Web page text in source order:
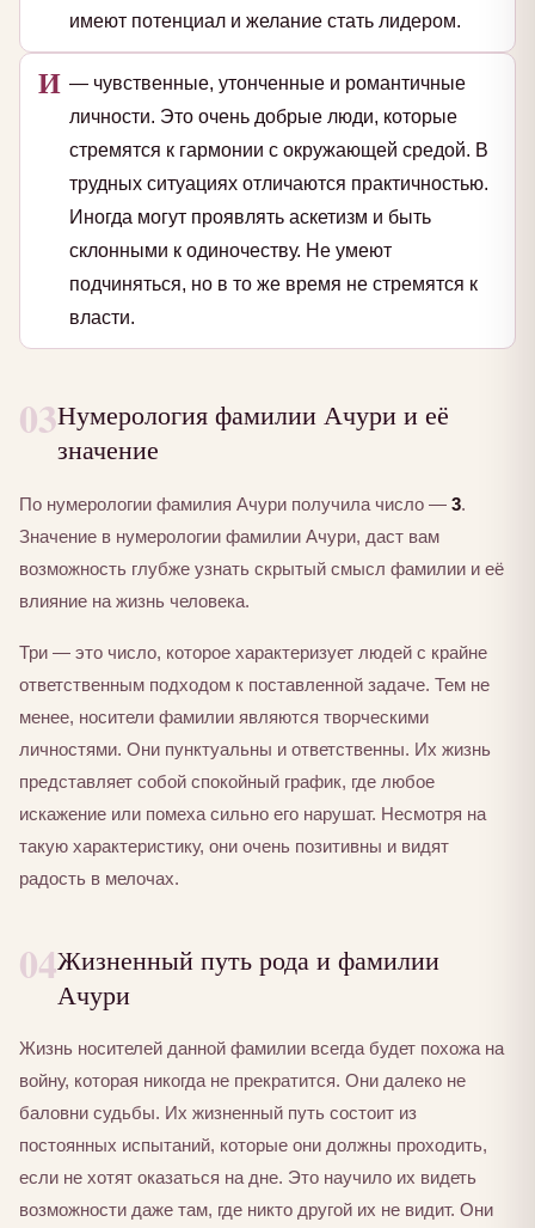
имеют потенциал и желание стать лидером.
И — чувственные, утонченные и романтичные
личности. Это очень добрые люди, которые
стремятся к гармонии с окружающей средой. В
трудных ситуациях отличаются практичностью.
Иногда могут проявлять аскетизм и быть
склонными к одиночеству. Не умеют
подчиняться, но в то же время не стремятся к
власти.
03Нумерология фамилии Ачури и её
значение
По нумерологии фамилия Ачури получила число — 3.
Значение в нумерологии фамилии Ачури, даст вам
возможность глубже узнать скрытый смысл фамилии и её
влияние на жизнь человека.
Три — это число, которое характеризует людей с крайне
ответственным подходом к поставленной задаче. Тем не
менее, носители фамилии являются творческими
личностями. Они пунктуальны и ответственны. Их жизнь
представляет собой спокойный график, где любое
искажение или помеха сильно его нарушат. Несмотря на
такую характеристику, они очень позитивны и видят
радость в мелочах.
04Жизненный путь рода и фамилии
Ачури
Жизнь носителей данной фамилии всегда будет похожа на
войну, которая никогда не прекратится. Они далеко не
баловни судьбы. Их жизненный путь состоит из
постоянных испытаний, которые они должны проходить,
если не хотят оказаться на дне. Это научило их видеть
возможности даже там, где никто другой их не видит. Они